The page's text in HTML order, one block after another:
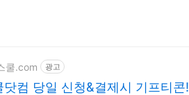
쿨.com 광고
닷컴 당일 신청&결제시 기프티콘!